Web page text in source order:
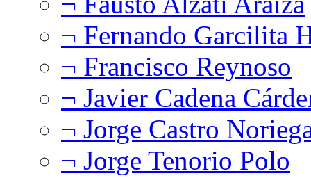
¬ Fernando Garcilita
¬ Francisco Reynoso
¬ Javier Cadena
¬ Jorge Castro
¬ Jorge Tenorio Polo